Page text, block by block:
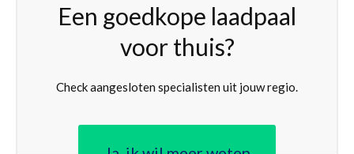
Een goedkope laadpaal
voor thuis?
Check aangesloten specialisten uit jouw regio.